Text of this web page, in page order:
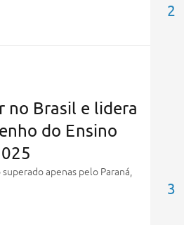
no Brasil e lidera
do Ensino
apenas pelo Paraná,
2
3